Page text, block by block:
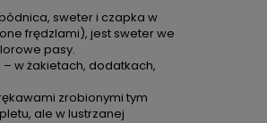
sweter i czapka w
frędzlami), jest sweter we
pasy.
w żakietach, dodatkach,
zrobionymi tym
ale w lustrzanej